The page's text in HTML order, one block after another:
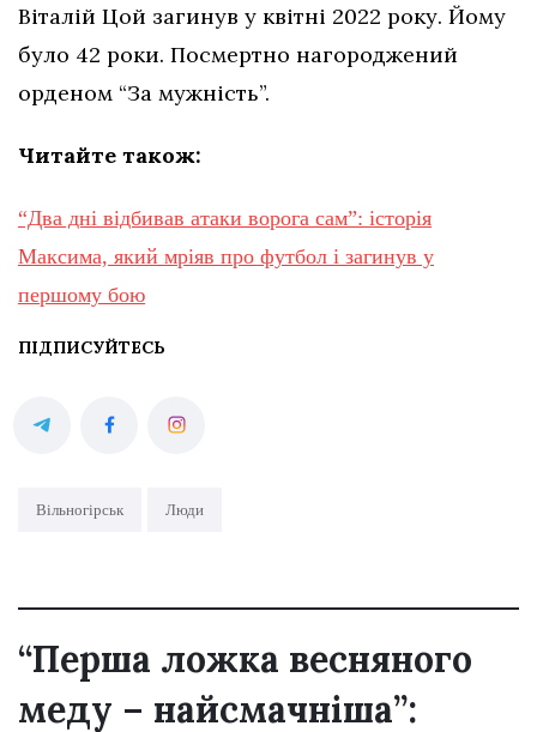
Віталій Цой загинув у квітні 2022 року. Йому
було 42 роки. Посмертно нагороджений
орденом “За мужність”.
Читайте також:
“Два дні відбивав атаки ворога сам”: історія
Максима, який мріяв про футбол і загинув у
першому бою
ПІДПИСУЙТЕСЬ
Вільногірськ Люди
“Перша ложка весняного
меду – найсмачніша”: